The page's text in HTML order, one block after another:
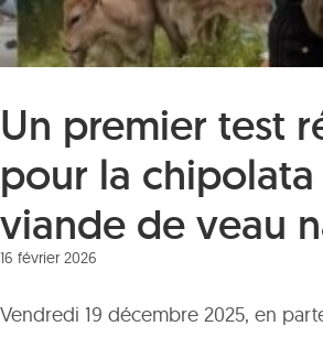
Un premier test
pour la chipolata
viande de veau
16 février 2026
Vendredi 19 décembre 2025, en